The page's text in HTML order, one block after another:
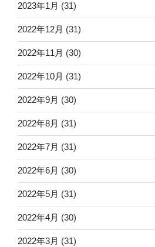
2023年1月 (31)
2022年12月 (31)
2022年11月 (30)
2022年10月 (31)
2022年9月 (30)
2022年8月 (31)
2022年7月 (31)
2022年6月 (30)
2022年5月 (31)
2022年4月 (30)
2022年3月 (31)